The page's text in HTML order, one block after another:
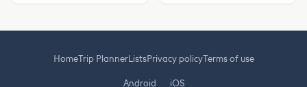
HomeTrip PlannerListsPrivacy policyTerms of use
Android iOS